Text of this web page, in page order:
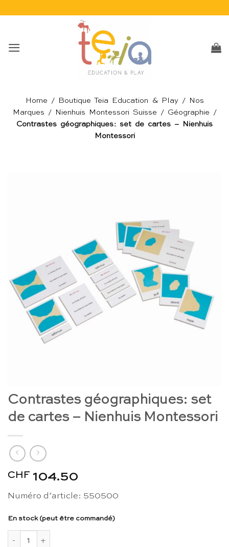
Home / Boutique Teia Education & Play/
Nos
Marques / Nienhuis Montessori Suisse / Géographie /
Contrastes géographiques: set de cartes – Nienhuis
Montessori
Contrastes géographiques: set
de cartes – Nienhuis Montessori
CHF 104.50
Numéro d’article: 550500
En stock (peut être commandé)